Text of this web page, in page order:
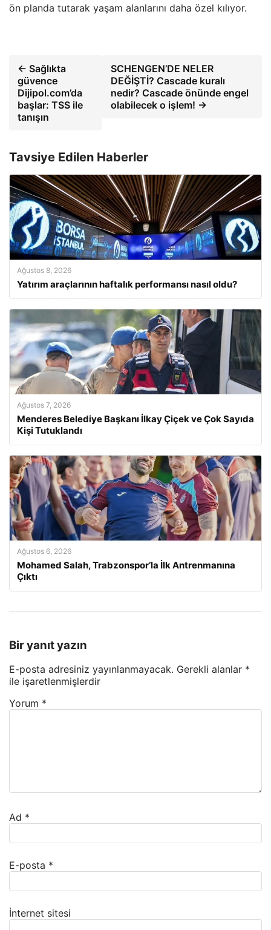
ön planda tutarak yaşam alanlarını daha özel kılıyor.
← Sağlıkta
güvence
Dijipol.com’da
başlar: TSS ile
tanışın
SCHENGEN’DE NELER
DEĞİŞTİ? Cascade kuralı
nedir? Cascade önünde engel
olabilecek o işlem! →
Tavsiye Edilen Haberler
Ağustos 8, 2026
Yatırım araçlarının haftalık performansı nasıl oldu?
Ağustos 7, 2026
Menderes Belediye Başkanı İlkay Çiçek ve Çok Sayıda
Kişi Tutuklandı
Ağustos 6, 2026
Mohamed Salah, Trabzonspor’la İlk Antrenmanına
Çıktı
Bir yanıt yazın
E-posta adresiniz yayınlanmayacak. Gerekli alanlar *
ile işaretlenmişlerdir
Yorum *
Ad *
E-posta *
İnternet sitesi